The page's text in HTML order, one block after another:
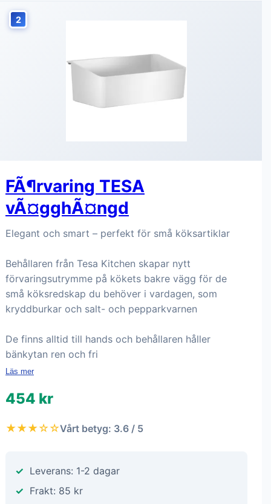
2
FÃ¶rvaring TESA
vÃ¤gghÃ¤ngd
Elegant och smart – perfekt för små köksartiklar
Behållaren från Tesa Kitchen skapar nytt
förvaringsutrymme på kökets bakre vägg för de
små köksredskap du behöver i vardagen, som
kryddburkar och salt- och pepparkvarnen
De finns alltid till hands och behållaren håller
bänkytan ren och fri
Läs mer
454 kr
★★★☆☆Vårt betyg: 3.6 / 5
Leverans: 1-2 dagar
Frakt: 85 kr